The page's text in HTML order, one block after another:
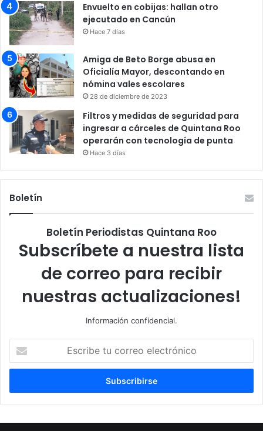
Envuelto en cobijas: hallan otro
ejecutado en Cancún
Hace 7 días
Amiga de Beto Borge abusa en
Oficialía Mayor, descontando en
nómina vales escolares
28 de diciembre de 2023
Filtros y medidas de seguridad para
ingresar a cárceles de Quintana Roo
operarán con tecnología de punta
Hace 3 días
Boletín
Boletín Periodistas Quintana Roo
Subscríbete a nuestra lista
de correo para recibir
nuestras actualizaciones!
Información confidencial.
correo